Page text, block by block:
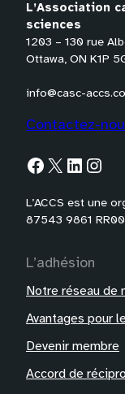
L’Association
sciences
1203 – 130 rue
Ottawa, ON K1P
info@casc-
Contactez-
Facebook X LinkedIn Instagram
L’ACCS est une
87543 9861
L’adhésion
Notre réseau de
Avantages pour
Devenir membre
Accord de